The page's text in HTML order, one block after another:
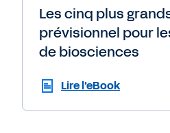
Les cinq plus
prévisionnel pour
de biosciences
Lire l'eBook